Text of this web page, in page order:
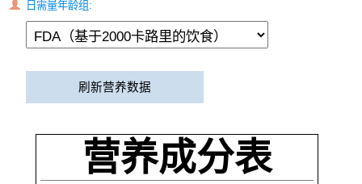
日需量年龄组:
刷新营养数据
营养成分表